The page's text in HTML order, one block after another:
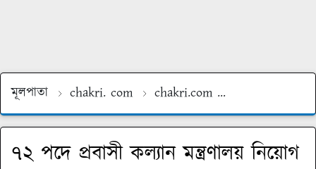
মূলপাতা chakri. com chakri.com
৭২ পদে প্রবাসী কল্যান মন্ত্রণালয় নিয়োগ